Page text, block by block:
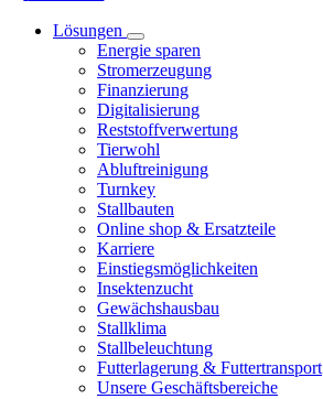
Lösungen
Energie sparen
Stromerzeugung
Finanzierung
Digitalisierung
Reststoffverwertung
Tierwohl
Abluftreinigung
Turnkey
Stallbauten
Online shop & Ersatzteile
Karriere
Einstiegsmöglichkeiten
Insektenzucht
Gewächshausbau
Stallklima
Stallbeleuchtung
Futterlagerung & Futtertransport
Unsere Geschäftsbereiche